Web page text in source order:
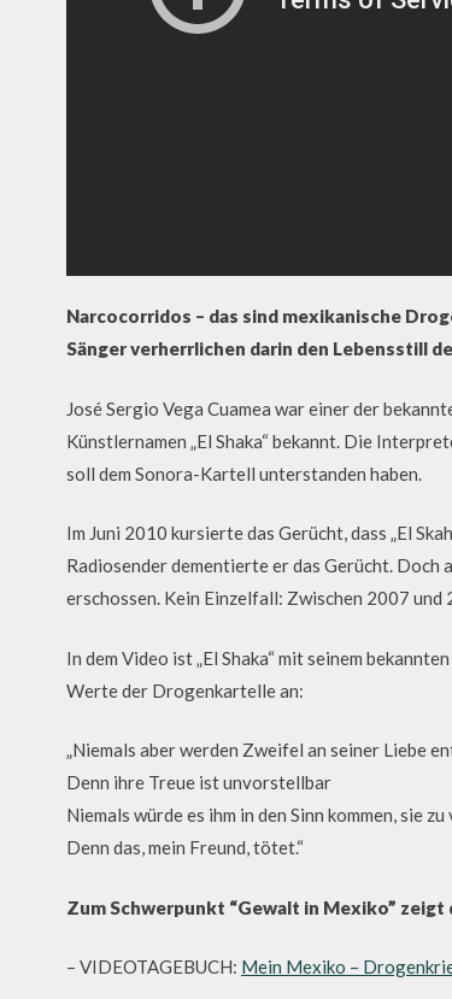
Narcocorridos – das sind mexikanische
Sänger verherrlichen darin den Lebensstill
José Sergio Vega Cuamea war einer der
Künstlernamen „El Shaka“ bekannt. Die
soll dem Sonora-Kartell unterstanden haben.
Im Juni 2010 kursierte das Gerücht, dass „El
Radiosender dementierte er das Gerücht. Doch
erschossen. Kein Einzelfall: Zwischen 2007
In dem Video ist „El Shaka“ mit seinem
Werte der Drogenkartelle an:
„Niemals aber werden Zweifel an seiner Liebe
Denn ihre Treue ist unvorstellbar
Niemals würde es ihm in den Sinn kommen, sie
Denn das, mein Freund, tötet.“
Zum Schwerpunkt “Gewalt in Mexiko” zeigt
– VIDEOTAGEBUCH: Mein Mexiko –